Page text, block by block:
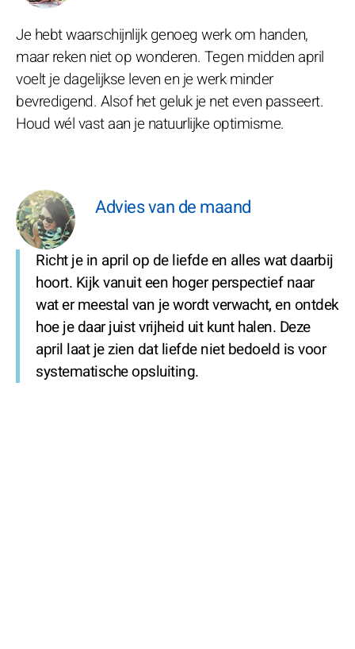
Je hebt waarschijnlijk genoeg werk om handen,
maar reken niet op wonderen. Tegen midden april
voelt je dagelijkse leven en je werk minder
bevredigend. Alsof het geluk je net even passeert.
Houd wél vast aan je natuurlijke optimisme.
Advies van de maand
Richt je in april op de liefde en alles wat daarbij
hoort. Kijk vanuit een hoger perspectief naar
wat er meestal van je wordt verwacht, en ontdek
hoe je daar juist vrijheid uit kunt halen. Deze
april laat je zien dat liefde niet bedoeld is voor
systematische opsluiting.